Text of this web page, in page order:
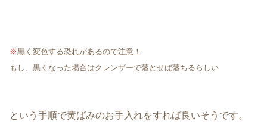
※黒く変色する恐れがあるので注意！
もし、黒くなった場合はクレンザーで落とせば落ちるらしい
という手順で黄ばみのお手入れをすれば良いそうです。